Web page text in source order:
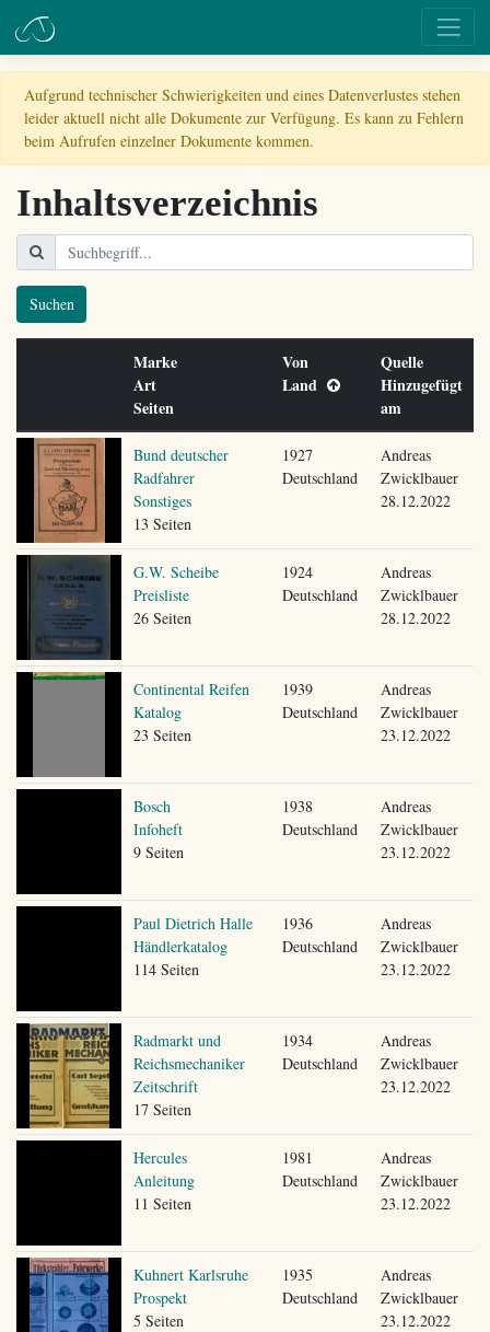
Aufgrund technischer Schwierigkeiten und eines Datenverlustes stehen
leider aktuell nicht alle Dokumente zur Verfügung. Es kann zu Fehlern
beim Aufrufen einzelner Dokumente kommen.
Inhaltsverzeichnis
Suchen
Marke
Art
Seiten
Von
Land
Quelle
Hinzugefügt
am
Bund deutscher
Radfahrer
Sonstiges
13 Seiten
1927
Deutschland
Andreas
Zwicklbauer
28.12.2022
G.W. Scheibe
Preisliste
26 Seiten
1924
Deutschland
Andreas
Zwicklbauer
28.12.2022
Continental Reifen
Katalog
23 Seiten
1939
Deutschland
Andreas
Zwicklbauer
23.12.2022
Bosch
Infoheft
9 Seiten
1938
Deutschland
Andreas
Zwicklbauer
23.12.2022
Paul Dietrich Halle
Händlerkatalog
114 Seiten
1936
Deutschland
Andreas
Zwicklbauer
23.12.2022
Radmarkt und
Reichsmechaniker
Zeitschrift
17 Seiten
1934
Deutschland
Andreas
Zwicklbauer
23.12.2022
Hercules
Anleitung
11 Seiten
1981
Deutschland
Andreas
Zwicklbauer
23.12.2022
Kuhnert Karlsruhe
Prospekt
5 Seiten
1935
Deutschland
Andreas
Zwicklbauer
23.12.2022